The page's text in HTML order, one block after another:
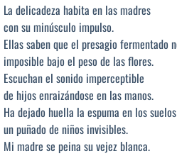
La delicadeza habita en las madres
con su minúsculo impulso.
Ellas saben que el presagio fermentado
imposible bajo el peso de las flores.
Escuchan el sonido imperceptible
de hijos enraizándose en las manos.
Ha dejado huella la espuma en los
un puñado de niños invisibles.
Mi madre se peina su vejez blanca.